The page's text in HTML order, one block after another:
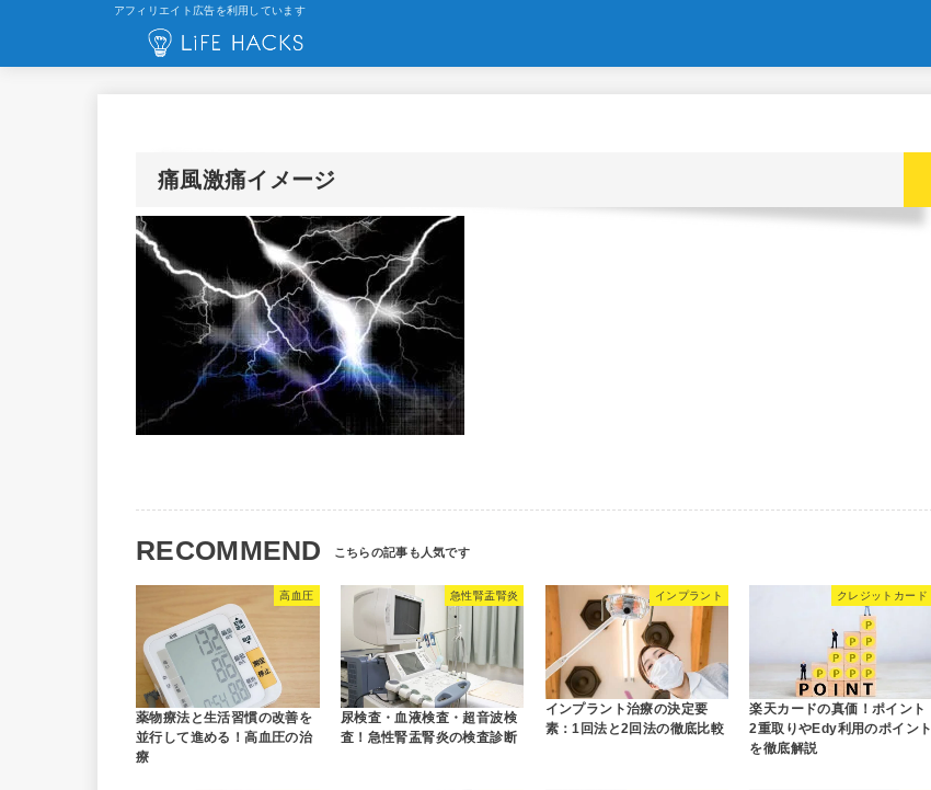
アフィリエイト広告を利用しています
痛風激痛イメージ
RECOMMEND
高血圧
薬物療法と生活習慣の改善を
並行して進める！高血圧の治
療
急性腎盂腎炎
尿検査・血液検査・超音波検
査！急性腎盂腎炎の検査診断
インプラント
インプラント治療の決定要
素：1回法と2回法の徹底比較
クレジットカード
楽天カードの真価！ポイント
2重取りやEdy利用のポイント
を徹底解説